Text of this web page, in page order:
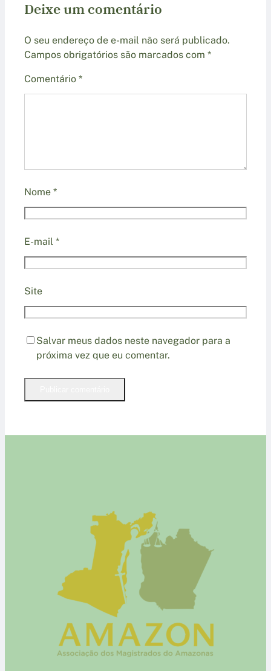
Deixe um comentário
O seu endereço de e-mail não será publicado.
Campos obrigatórios são marcados com *
Comentário *
Nome *
E-mail *
Site
Salvar meus dados neste navegador para a
próxima vez que eu comentar.